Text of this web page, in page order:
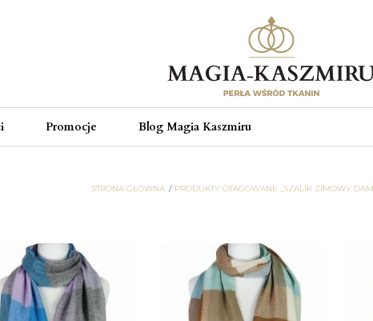
Promocje Blog Magia Kaszmiru
szalik zimowy
STRONA GŁÓWNA PRODUKTY OTAGOWANE „SZALIK ZIMOWY